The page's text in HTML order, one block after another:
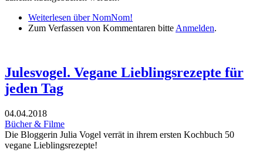
Weiterlesen über NomNom!
Zum Verfassen von Kommentaren bitte Anmelden.
Julesvogel. Vegane Lieblingsrezepte für
jeden Tag
04.04.2018
Bücher & Filme
Die Bloggerin Julia Vogel verrät in ihrem ersten Kochbuch 50
vegane Lieblingsrezepte!